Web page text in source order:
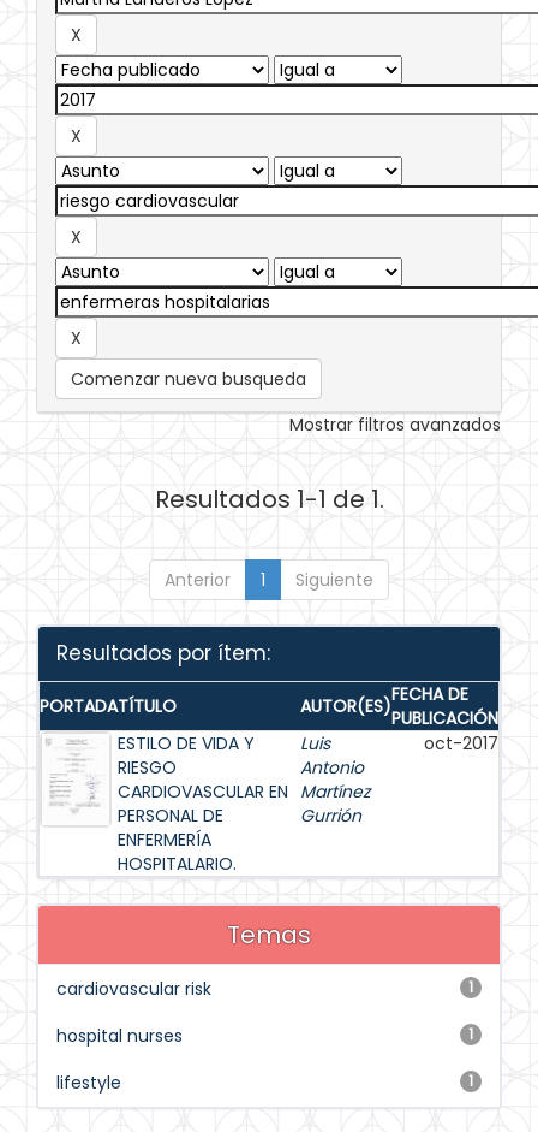
Comenzar nueva busqueda
Mostrar filtros avanzados
Resultados 1-1 de 1.
Anterior 1 Siguiente
Resultados por ítem:
PORTADATÍTULO AUTOR(ES)FECHA DE
PUBLICACIÓN
ESTILO DE VIDA Y
RIESGO
CARDIOVASCULAR EN
PERSONAL DE
ENFERMERÍA
HOSPITALARIO.
Luis
Antonio
Martínez
Gurrión
oct-2017
Temas
1
cardiovascular risk
1
hospital nurses
1
lifestyle